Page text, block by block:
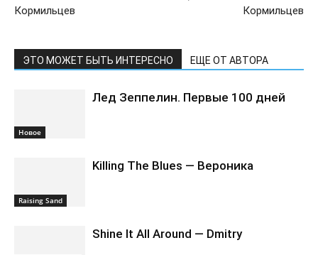
Кормильцев
Кормильцев
ЭТО МОЖЕТ БЫТЬ ИНТЕРЕСНО ЕЩЕ ОТ АВТОРА
Новоe
Лед Зеппелин. Первые 100 дней
Raising Sand
Killing The Blues — Вероника
Shine It All Around — Dmitry